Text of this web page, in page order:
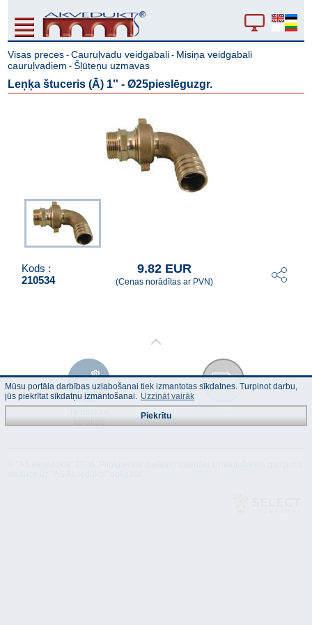
Visas preces -Cauruļvadu veidgabali - Misiņa veidgabali
cauruļvadiem -Šļūteņu uzmavas
Leņķa štuceris (Ā) 1'' - Ø25pieslēguzgr.
Kods :
210534
9.82 EUR
(Cenas norādītas ar PVN)
apraksts
Mūsu portāla darbības uzlabošanai tiek izmantotas sīkdatnes. Turpinot darbu,
jūs piekrītat sīkdatņu izmantošanai. Uzzināt vairāk
Piekrītu